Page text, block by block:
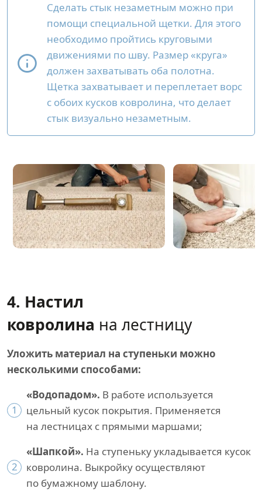
Сделать стык незаметным можно при
помощи специальной щетки. Для этого
необходимо пройтись круговыми
движениями по шву. Размер «круга»
должен захватывать оба полотна.
Щетка захватывает и переплетает ворс
с обоих кусков ковролина, что делает
стык визуально незаметным.
4. Настил
ковролина на лестницу
Уложить материал на ступеньки можно
несколькими способами:
1
«Водопадом». В работе используется
цельный кусок покрытия. Применяется
на лестницах с прямыми маршами;
2
«Шапкой». На ступеньку укладывается кусок
ковролина. Выкройку осуществляют
по бумажному шаблону.